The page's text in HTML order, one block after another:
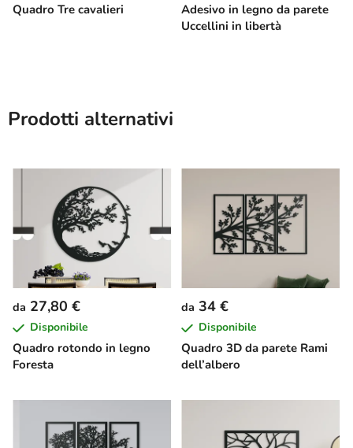
Quadro Tre cavalieri
Adesivo in legno da parete
Uccellini in libertà
Prodotti alternativi
Quadro rotondo in legno
Foresta
da 27,80 €
Disponibile
Quadro 3D da parete Rami
dell’albero
da 34 €
Disponibile